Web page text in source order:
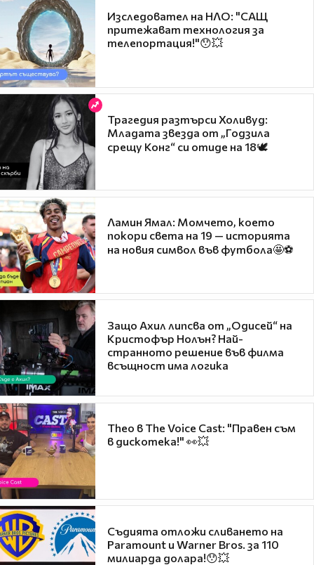
Изследовател на НЛО: "САЩ
притежават технология за
телепортация!"😯💥
Трагедия разтърси Холивуд:
Младата звезда от „Годзила
срещу Конг“ си отиде на 18🕊️
Ламин Ямал: Момчето, което
покори света на 19 — историята
на новия символ във футбола🤩⚽
Защо Ахил липсва от „Одисей“ на
Кристофър Нолън? Най-
странното решение във филма
всъщност има логика
Theo в The Voice Cast: "Правен съм
в дискотека!" 👀💥
Съдията отложи сливането на
Paramount и Warner Bros. за 110
милиарда долара!😯💥